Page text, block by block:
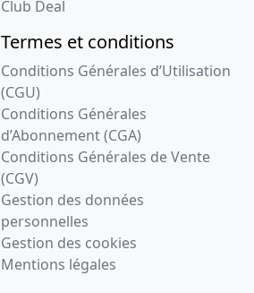
Club Deal
Termes et conditions
Conditions Générales d’Utilisation
(CGU)
Conditions Générales
d’Abonnement (CGA)
Conditions Générales de Vente
(CGV)
Gestion des données
personnelles
Gestion des cookies
Mentions légales